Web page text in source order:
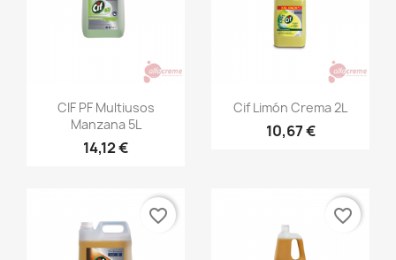
Vista rápida
CIF PF Multiusos
Manzana 5L
14,12 €
 Vista rápida
Cif Limón Crema 2L
10,67 €
favorite_border favorite_border